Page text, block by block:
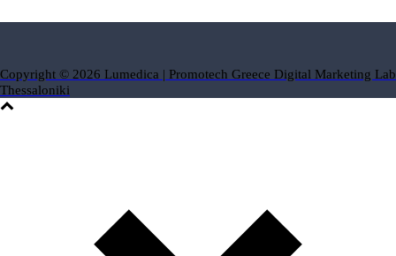
Copyright © 2026 Lumedica | Promotech Greece Digital Marketing Lab
Thessaloniki